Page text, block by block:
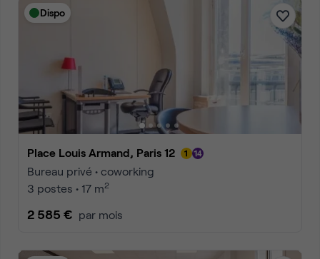
Dispo
Place Louis Armand, Paris 12
Bureau privé • coworking
3 postes • 17 m2
2 585 € par mois